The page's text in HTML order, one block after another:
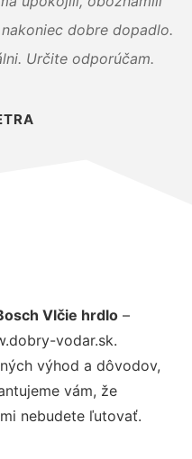
dobre dopadlo.
Určite odporúčam.
Vlčie hrdlo –
vodar.sk.
výhod a dôvodov,
vám, že
nebudete ľutovať.